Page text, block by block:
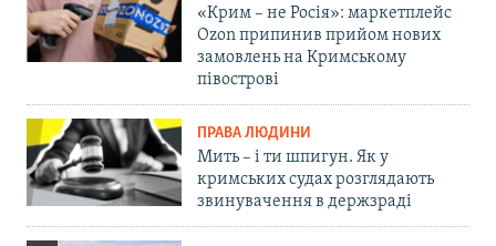
«Крим – не Росія»: маркетплейс
Ozon припинив прийом нових
замовлень на Кримському
півострові
ПРАВА ЛЮДИНИ
Мить – і ти шпигун. Як у
кримських судах розглядають
звинувачення в держзраді